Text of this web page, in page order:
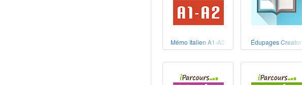
Mémo Italien A1-A2 Édupages Creator